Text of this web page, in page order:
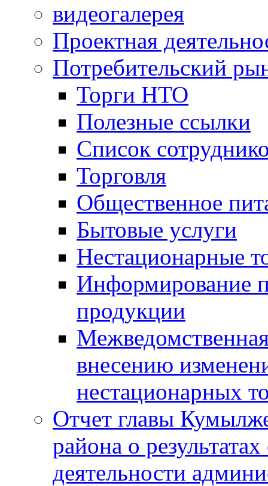
видеогалерея
Проектная
Потребительский
Торги НТО
Полезные ссылки
Список
Торговля
Общественное
Бытовые услуги
Нестационарные
Информирование
продукции
внесению
нестационарных
Отчет главы
района о
деятельности